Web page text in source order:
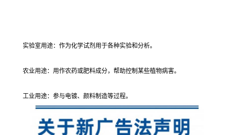
实验室用途：作为化学试剂用于各种实验和分析。
农业用途：用作农药或肥料成分，帮助控制某些植物病害。
工业用途：参与电镀、颜料制造等过程。